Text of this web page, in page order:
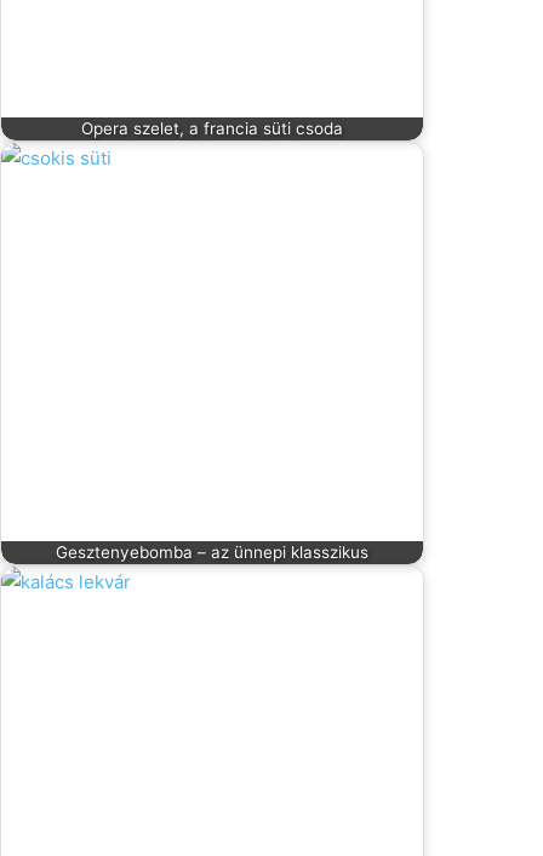
Opera szelet, a francia süti csoda
Gesztenyebomba – az ünnepi klasszikus